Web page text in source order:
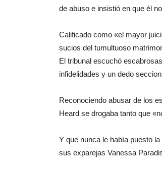
de abuso e insistió en que él
Calificado como «el mayor
sucios del tumultuoso
El tribunal escuchó
infidelidades y un dedo
Reconociendo abusar de los
Heard se drogaba tanto que
Y que nunca le había puesto
sus exparejas Vanessa